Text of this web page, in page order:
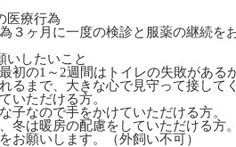
医療行為
３ヶ月に一度の検診と服薬の継続を
いしたいこと
初の1～2週間はトイレの失敗がある
るまで、大きな心で見守って接して
いただける方。
子なので手をかけていただける方。
冬は暖房の配慮をしていただける方。
お願いします。（外飼い不可）